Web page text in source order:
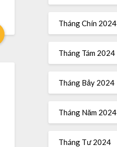
Tháng Chín 2024
Tháng Tám 2024
Tháng Bảy 2024
Tháng Năm 2024
Tháng Tư 2024